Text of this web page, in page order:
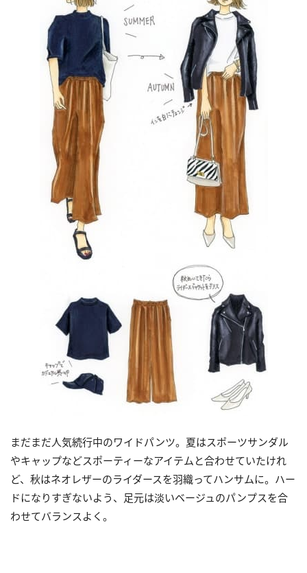
まだまだ人気続行中のワイドパンツ。夏はスポーツサンダル
やキャップなどスポーティーなアイテムと合わせていたけれ
ど、秋はネオレザーのライダースを羽織ってハンサムに。ハー
ドになりすぎないよう、足元は淡いベージュのパンプスを合
わせてバランスよく。